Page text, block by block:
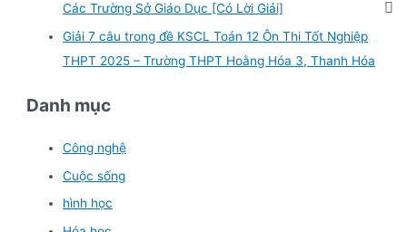
Các Trường Sở Giáo Dục [Có Lời Giải]
Giải 7 câu trong đề KSCL Toán 12 Ôn Thi Tốt Nghiệp
THPT 2025 – Trường THPT Hoằng Hóa 3, Thanh Hóa
Danh mục
Công nghệ
Cuộc sống
hình học